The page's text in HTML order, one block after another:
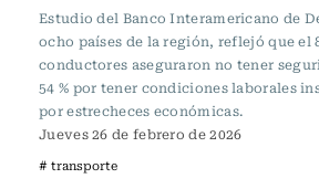
Estudio del Banco Interamericano de
ocho países de la región, reflejó que el
conductores aseguraron no tener
54 % por tener condiciones laborales
por estrecheces económicas.
Jueves 26 de febrero de 2026
# transporte